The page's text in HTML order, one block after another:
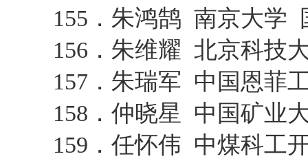
155．朱鸿鹄 南京大学
156．朱维耀 北京科技
157．朱瑞军 中国恩菲
158．仲晓星 中国矿业
159．任怀伟 中煤科工